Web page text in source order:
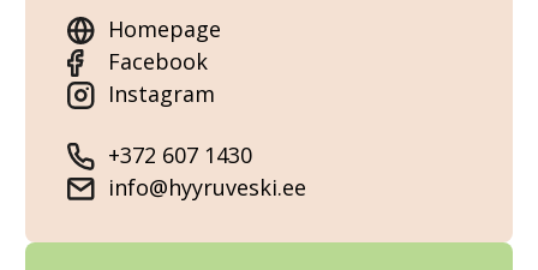
Homepage
Facebook
Instagram
+372 607 1430
info@hyyruveski.ee